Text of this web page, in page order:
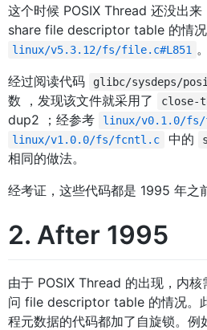
这个时候 POSIX Thread 还没出
share file descriptor table 的情
linux/v5.3.12/fs/file.c#L851 。
经过阅读代码
glibc/sysdeps/
数 ，发现该文件就采用了
close-
dup2 ；经参考
linux/v0.1.0/
linux/v1.0.0/fs/fcntl.c 中的
相同的做法。
经考证，这些代码都是 1995 年之
2. After 1995
由于 POSIX Thread 的出现，内
问 file descriptor table 的情况。
程元数据的代码都加了自旋锁。